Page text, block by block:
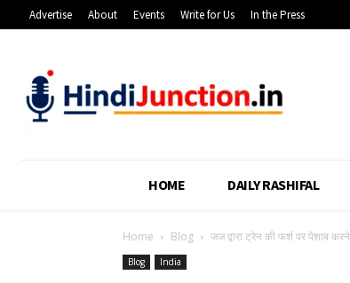
Advertise About Events Write for Us In the Press
HOME DAILY RASHIFAL
Home Blog जज द्वारा ट्रेन की फर्श पर पेशाब
Blog India